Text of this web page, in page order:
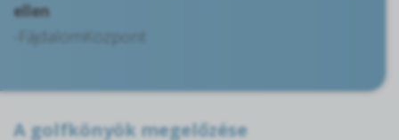
ellen
-FájdalomKözpont
A golfkönyök megelőzése